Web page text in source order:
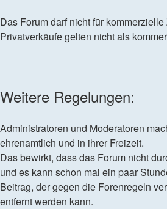
Das Forum darf nicht für
Privatverkäufe gelten nicht als
Weitere Regelungen:
Administratoren und Moderatoren
ehrenamtlich und in ihrer Freizeit.
Das bewirkt, dass das Forum nicht
und es kann schon mal ein paar
Beitrag, der gegen die Forenregeln
entfernt werden kann.